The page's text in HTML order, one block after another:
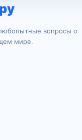
вопросы о
мире.